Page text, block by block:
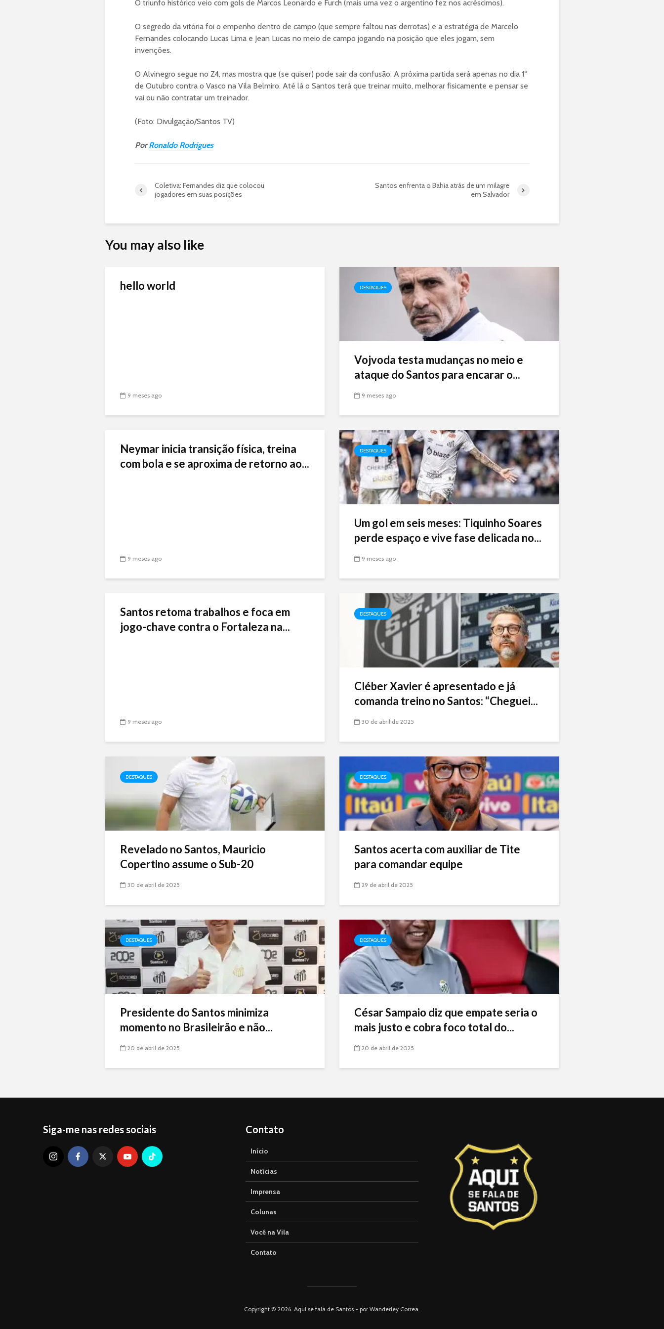
O triunfo histórico veio com gols de Marcos Leonardo e Furch (mais uma vez o argentino fez nos acréscimos).
O segredo da vitória foi o empenho dentro de campo (que sempre faltou nas derrotas) e a estratégia de Marcelo
Fernandes colocando Lucas Lima e Jean Lucas no meio de campo jogando na posição que eles jogam, sem
invenções.
O Alvinegro segue no Z4, mas mostra que (se quiser) pode sair da confusão. A próxima partida será apenas no dia 1º
de Outubro contra o Vasco na Vila Belmiro. Até lá o Santos terá que treinar muito, melhorar fisicamente e pensar se
vai ou não contratar um treinador.
(Foto: Divulgação/Santos TV)
PorRonaldo Rodrigues
Coletiva: Fernandes diz que colocou
jogadores em suas posições
Santos enfrenta o Bahia atrás de um milagre
em Salvador
You may also like
hello world
9 meses ago
DESTAQUES
Vojvoda testa mudanças no meio e
ataque do Santos para encarar o...
9 meses ago
Neymar inicia transição física, treina
com bola e se aproxima de retorno ao...
9 meses ago
DESTAQUES
Um gol em seis meses: Tiquinho Soares
perde espaço e vive fase delicada no...
9 meses ago
Santos retoma trabalhos e foca em
jogo-chave contra o Fortaleza na...
9 meses ago
DESTAQUES
Cléber Xavier é apresentado e já
comanda treino no Santos: “Cheguei...
30 de abril de 2025
DESTAQUES
Revelado no Santos, Mauricio
Copertino assume o Sub-20
30 de abril de 2025
DESTAQUES
Santos acerta com auxiliar de Tite
para comandar equipe
29 de abril de 2025
DESTAQUES
Presidente do Santos minimiza
momento no Brasileirão e não...
20 de abril de 2025
DESTAQUES
César Sampaio diz que empate seria o
mais justo e cobra foco total do...
20 de abril de 2025
Siga-me nas redes sociais Contato
Início
Notícias
Imprensa
Colunas
Você na Vila
Contato
Copyright © 2026. Aqui se fala de Santos - por Wanderley Correa.